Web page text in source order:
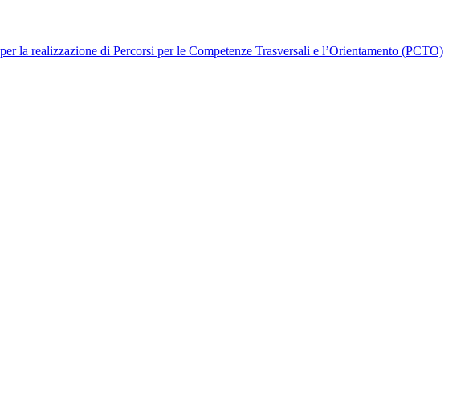
la realizzazione di Percorsi per le Competenze Trasversali e l’Orientamento (PCTO)